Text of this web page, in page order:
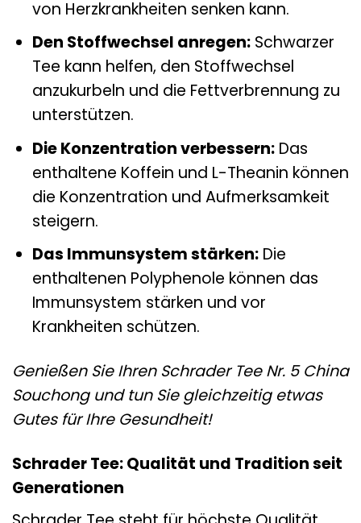
von Herzkrankheiten senken kann.
Den Stoffwechsel anregen:Schwarzer
Tee kann helfen, den Stoffwechsel
anzukurbeln und die Fettverbrennung zu
unterstützen.
Die Konzentration verbessern:Das
enthaltene Koffein und L-Theanin können
die Konzentration und Aufmerksamkeit
steigern.
Das Immunsystem stärken:Die
enthaltenen Polyphenole können das
Immunsystem stärken und vor
Krankheiten schützen.
Genießen Sie Ihren Schrader Tee Nr. 5 China
Souchong und tun Sie gleichzeitig etwas
Gutes für Ihre Gesundheit!
Schrader Tee: Qualität und Tradition seit
Generationen